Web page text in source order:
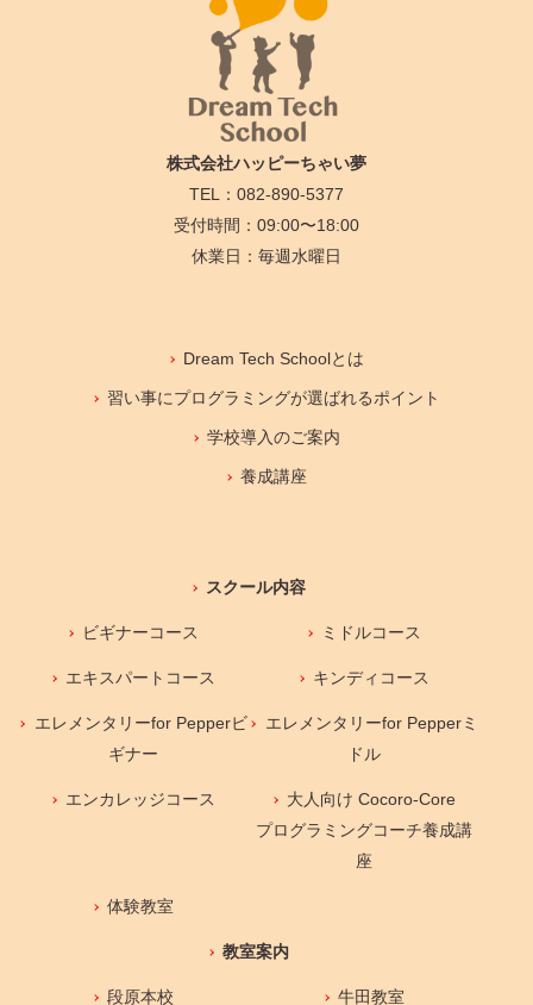
株式会社ハッピーちゃい夢
TEL：082-890-5377
受付時間：09:00〜18:00
休業日：毎週水曜日
Dream Tech Schoolとは
習い事にプログラミングが選ばれるポイント
学校導入のご案内
養成講座
スクール内容
ビギナーコース ミドルコース
エキスパートコース キンディコース
エレメンタリーfor Pepperビ
ギナー
エレメンタリーfor Pepperミ
ドル
エンカレッジコース
大人向け Cocoro-Core
プログラミングコーチ養成講
座
体験教室
教室案内
段原本校 牛田教室